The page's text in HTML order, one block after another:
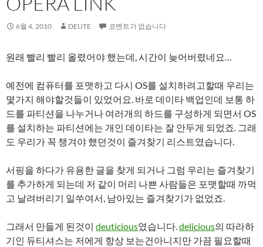
6월 4, 2010 DEUTE 코멘트가 없습니다
원래 빨리 빨리 올렸어야 했는데, 시간이 늦어버렸네요…
예전에 컴퓨터를 포맷하고 다시 OS를 설치하려고할때 우리는
몇가지 해야할것들이 있었어요. 바로 데이타 백업인데 보통 하
드를 파티션을 나누거나 여러개의 하드를 구성하게 되면서 OS
를 설치하는 파티션에는 개인 데이타는 잘 안두게 되었죠. 그래
도 우리가 꼭 챙겨야 했던것이 즐겨찾기 리스트였습니다.
서핑을 하다가 유용한 글을 찾게 되거나 그럼 우리는 즐겨찾기
를 추가하게 되는데 저 같이 머리 나쁜 사람들은 포맷할때 까먹
고 날려버리기 일쑤여서, 남아있는 즐겨찾기가 없었죠.
그래서 만들게 된것이 deuticious였습니다.delicious의 따라하
기인 듀티셔스는 저에게 항상 보는건아니지만 가끔 필요할때